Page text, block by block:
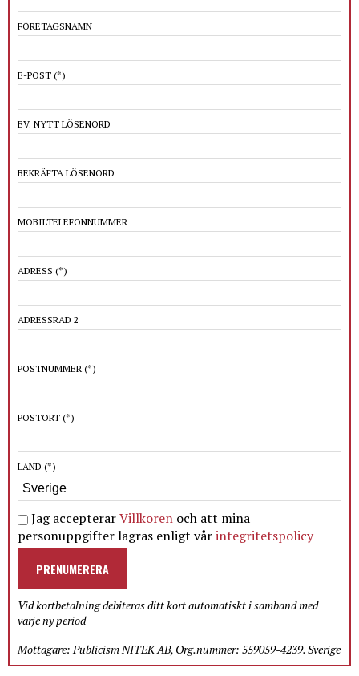
FÖRETAGSNAMN
E-POST (*)
EV. NYTT LÖSENORD
BEKRÄFTA LÖSENORD
MOBILTELEFONNUMMER
ADRESS (*)
ADRESSRAD 2
POSTNUMMER (*)
POSTORT (*)
LAND (*)
Jag accepterarVillkoren och att mina
personuppgifter lagras enligt vårintegritetspolicy
PRENUMERERA
Vid kortbetalning debiteras ditt kort automatiskt i samband med
varje ny period
Mottagare: Publicism NITEK AB, Org.nummer: 559059-4239. Sverige